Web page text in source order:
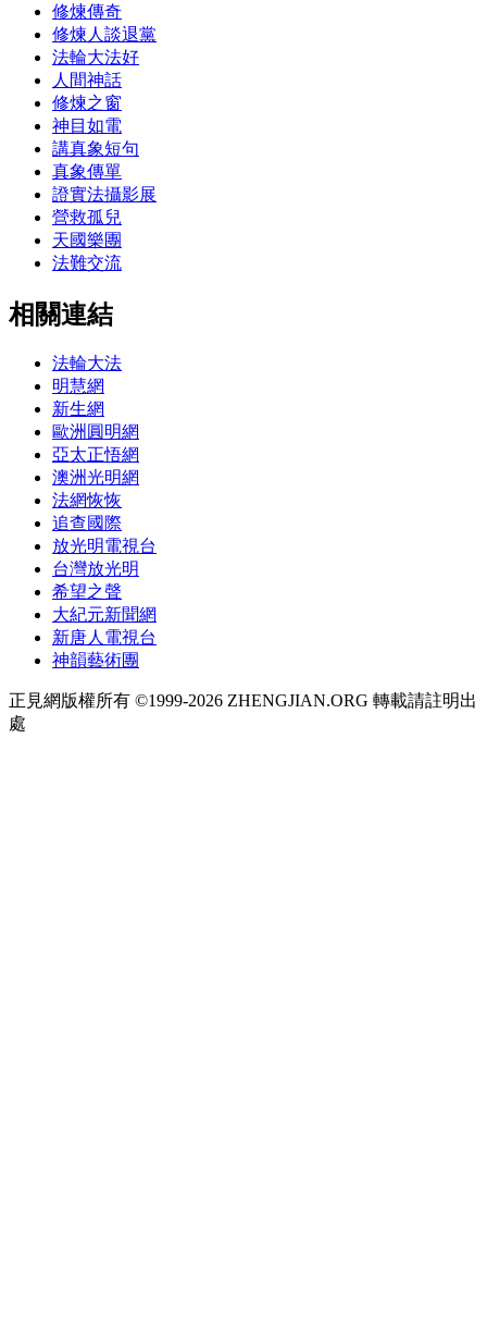
修煉傳奇
修煉人談退黨
法輪大法好
人間神話
修煉之窗
神目如電
講真象短句
真象傳單
證實法攝影展
營救孤兒
天國樂團
法難交流
相關連結
法輪大法
明慧網
新生網
歐洲圓明網
亞太正悟網
澳洲光明網
法網恢恢
追查國際
放光明電視台
台灣放光明
希望之聲
大紀元新聞網
新唐人電視台
神韻藝術團
正見網版權所有 ©1999-2026 ZHENGJIAN.ORG 轉載請註明出
處